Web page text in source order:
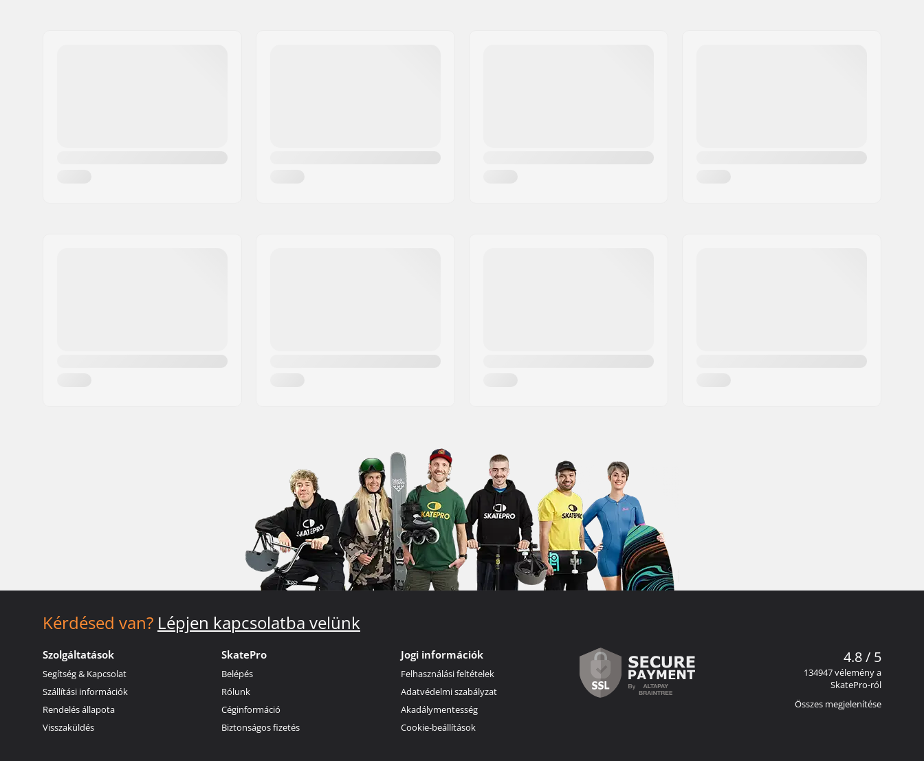
Kérdésed van? Lépjen kapcsolatba velünk
Szolgáltatások
Segítség & Kapcsolat
Szállítási információk
Rendelés állapota
Visszaküldés
SkatePro
Belépés
Rólunk
Céginformáció
Biztonságos fizetés
Jogi információk
Felhasználási feltételek
Adatvédelmi szabályzat
Akadálymentesség
Cookie-beállítások
4.8 / 5
134947 vélemény a
SkatePro-ról
Összes megjelenítése